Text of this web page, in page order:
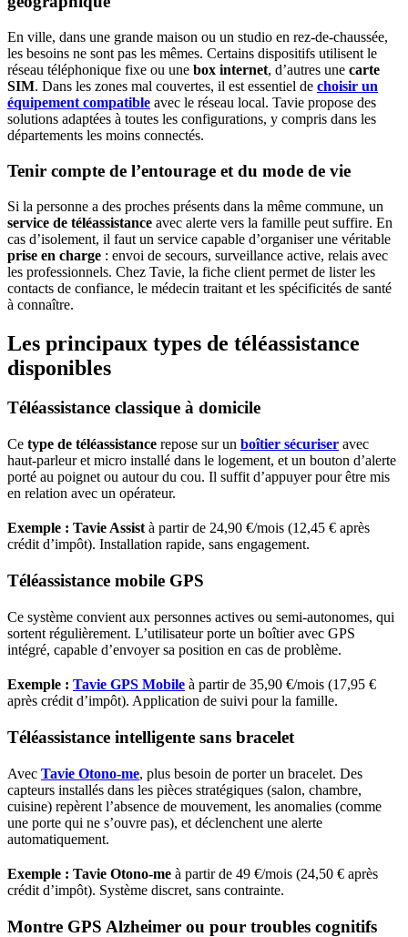
En ville, dans une grande maison ou un studio en rez-de-chaussée,
les besoins ne sont pas les mêmes. Certains dispositifs utilisent le
réseau téléphonique fixe ou une box internet, d’autres une carte
SIM. Dans les zones mal couvertes, il est essentiel de choisir un
équipement compatible avec le réseau local. Tavie propose des
solutions adaptées à toutes les configurations, y compris dans les
départements les moins connectés.
Tenir compte de l’entourage et du mode de vie
Si la personne a des proches présents dans la même commune, un
service de téléassistance avec alerte vers la famille peut suffire. En
cas d’isolement, il faut un service capable d’organiser une véritable
prise en charge : envoi de secours, surveillance active, relais avec
les professionnels. Chez Tavie, la fiche client permet de lister les
contacts de confiance, le médecin traitant et les spécificités de santé
à connaître.
Les principaux types de téléassistance
disponibles
Téléassistance classique à domicile
Ce type de téléassistance repose sur un boîtier sécuriser avec
haut-parleur et micro installé dans le logement, et un bouton d’alerte
porté au poignet ou autour du cou. Il suffit d’appuyer pour être mis
en relation avec un opérateur.
Exemple : Tavie Assist à partir de 24,90 €/mois (12,45 € après
crédit d’impôt). Installation rapide, sans engagement.
Téléassistance mobile GPS
Ce système convient aux personnes actives ou semi-autonomes, qui
sortent régulièrement. L’utilisateur porte un boîtier avec GPS
intégré, capable d’envoyer sa position en cas de problème.
Exemple : Tavie GPS Mobile à partir de 35,90 €/mois (17,95 €
après crédit d’impôt). Application de suivi pour la famille.
Téléassistance intelligente sans bracelet
Avec Tavie Otono-me, plus besoin de porter un bracelet. Des
capteurs installés dans les pièces stratégiques (salon, chambre,
cuisine) repèrent l’absence de mouvement, les anomalies (comme
une porte qui ne s’ouvre pas), et déclenchent une alerte
automatiquement.
Exemple : Tavie Otono-me à partir de 49 €/mois (24,50 € après
crédit d’impôt). Système discret, sans contrainte.
Montre GPS Alzheimer ou pour troubles cognitifs